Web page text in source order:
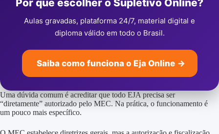
Por que escolher o Supletivo Online?
Aulas gravadas, plataforma 24/7, material digital e
diploma válido em todo o Brasil.
Saiba como funciona o Eja Online →
Uma dúvida comum é acreditar que todo EJA precisa ser
“diretamente” autorizado pelo MEC. Na prática, o funcionamento é
um pouco mais específico.